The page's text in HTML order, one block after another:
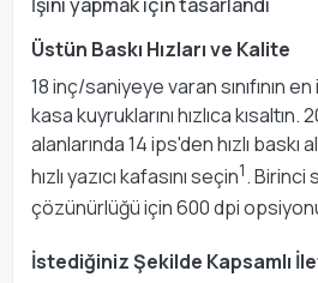
Üstün Baskı Hızları ve Kalite
18 inç/saniyeye varan sınıfının en
kasa kuyruklarını hızlıca kısaltın.
alanlarında 14 ips'den hızlı baskı
hızlı yazıcı kafasını seçin1. Birinci
çözünürlüğü için 600 dpi
İstediğiniz Şekilde Kapsamlı